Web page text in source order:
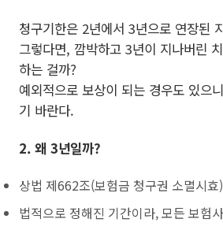
청구기한은 2년에서 3년으로 연장된
그렇다면, 깜박하고 3년이 지나버린
하는 걸까?
예외적으로 보상이 되는 경우도 있으
기 바란다.
2. 왜 3년일까?
상법 제662조(보험금 청구권 소멸시효)
법적으로 정해진 기간이라, 모든 보험